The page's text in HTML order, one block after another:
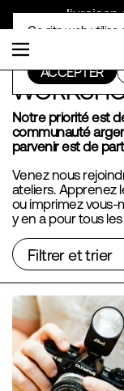
Skip to contentlivraison
Menu
Notre priorité est
communauté
parvenir est de
Venez nous
ateliers. Apprenez
ou imprimez vous-
y en a pour tous
Filtrer et trier
Ce site web utilise
expérience
ACCEPTER